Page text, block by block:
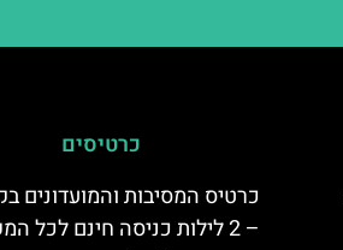
כרטיסים
כרטיס המסיבות והמועדונים
– 2 לילות כניסה חינם לכל